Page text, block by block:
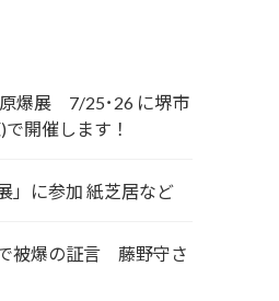
爆展 7/25･26 に堺市
開催します！
」に参加 紙芝居など
被爆の証言 藤野守さ